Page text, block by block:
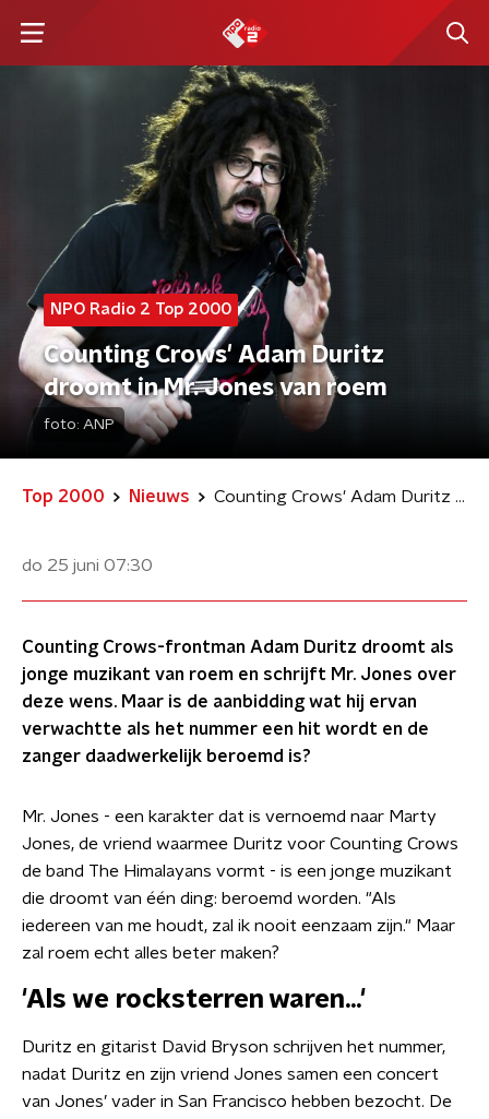
NPO Radio 2 Top 2000
Counting Crows' Adam Duritz
droomt in Mr. Jones van roem
foto: ANP
Top 2000 Nieuws Counting Crows' Adam Duritz droomt in Mr. Jones van roem
do 25 juni 07:30
Counting Crows-frontman Adam Duritz droomt als
jonge muzikant van roem en schrijft Mr. Jones over
deze wens. Maar is de aanbidding wat hij ervan
verwachtte als het nummer een hit wordt en de
zanger daadwerkelijk beroemd is?
Mr. Jones - een karakter dat is vernoemd naar Marty
Jones, de vriend waarmee Duritz voor Counting Crows
de band The Himalayans vormt - is een jonge muzikant
die droomt van één ding: beroemd worden. "Als
iedereen van me houdt, zal ik nooit eenzaam zijn." Maar
zal roem echt alles beter maken?
'Als we rocksterren waren...'
Duritz en gitarist David Bryson schrijven het nummer,
nadat Duritz en zijn vriend Jones samen een concert
van Jones’ vader in San Francisco hebben bezocht. De